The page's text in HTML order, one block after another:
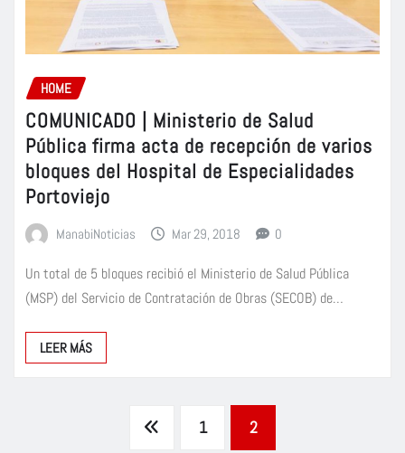
HOME
COMUNICADO | Ministerio de Salud
Pública firma acta de recepción de varios
bloques del Hospital de Especialidades
Portoviejo
ManabiNoticias Mar 29, 2018 0
Un total de 5 bloques recibió el Ministerio de Salud Pública
(MSP) del Servicio de Contratación de Obras (SECOB) de…
LEER MÁS
Paginación
1 2